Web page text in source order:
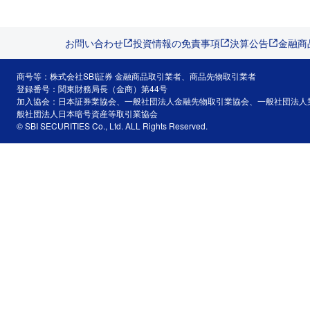
お問い合わせ 投資情報の免責事項 決算公告 金融
商号等：株式会社SBI証券 金融商品取引業者、商品先物取引業者
登録番号：関東財務局長（金商）第44号
加入協会：日本証券業協会、一般社団法人金融先物取引業協会、一般社団法
般社団法人日本暗号資産等取引業協会
© SBI SECURITIES Co., Ltd. ALL Rights Reserved.